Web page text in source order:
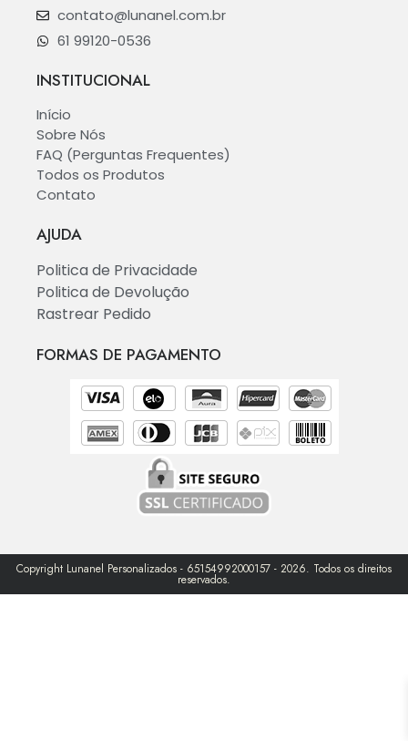
contato@lunanel.com.br
61 99120-0536
INSTITUCIONAL
Início
Sobre Nós
FAQ (Perguntas Frequentes)
Todos os Produtos
Contato
AJUDA
Politica de Privacidade
Politica de Devolução
Rastrear Pedido
FORMAS DE PAGAMENTO
Copyright Lunanel Personalizados - 65154992000157 - 2026. Todos os direitos
reservados.